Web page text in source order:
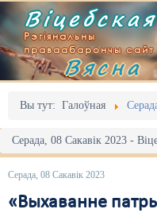
Віцебская
Рэгіянальны
праваабарончы сайт
Вясна
Вы тут: Галоўная
Серада, 08 Сакавік 2023 -
Серада, 08 Сакавік 2023
«Выхаванне
Галоўная
Адміністрацыйны
Акцыі
Выбары
Выданьні
Відэа
Пра нас